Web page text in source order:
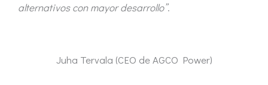
alternativos con mayor desarrollo”.
Juha Tervala (CEO de AGCO Power)